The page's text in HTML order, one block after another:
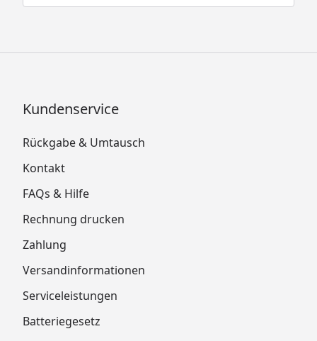
Kundenservice
Rückgabe & Umtausch
Kontakt
FAQs & Hilfe
Rechnung drucken
Zahlung
Versandinformationen
Serviceleistungen
Batteriegesetz